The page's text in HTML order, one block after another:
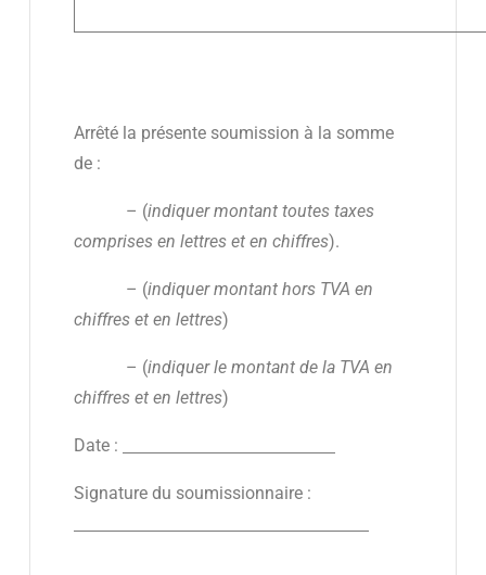
Arrêté la présente soumission à la somme
de :
– (indiquer montant toutes taxes
comprises en lettres et en chiffres).
– (indiquer montant hors TVA en
chiffres et en lettres)
– (indiquer le montant de la TVA en
chiffres et en lettres)
Date :
Signature du soumissionnaire :